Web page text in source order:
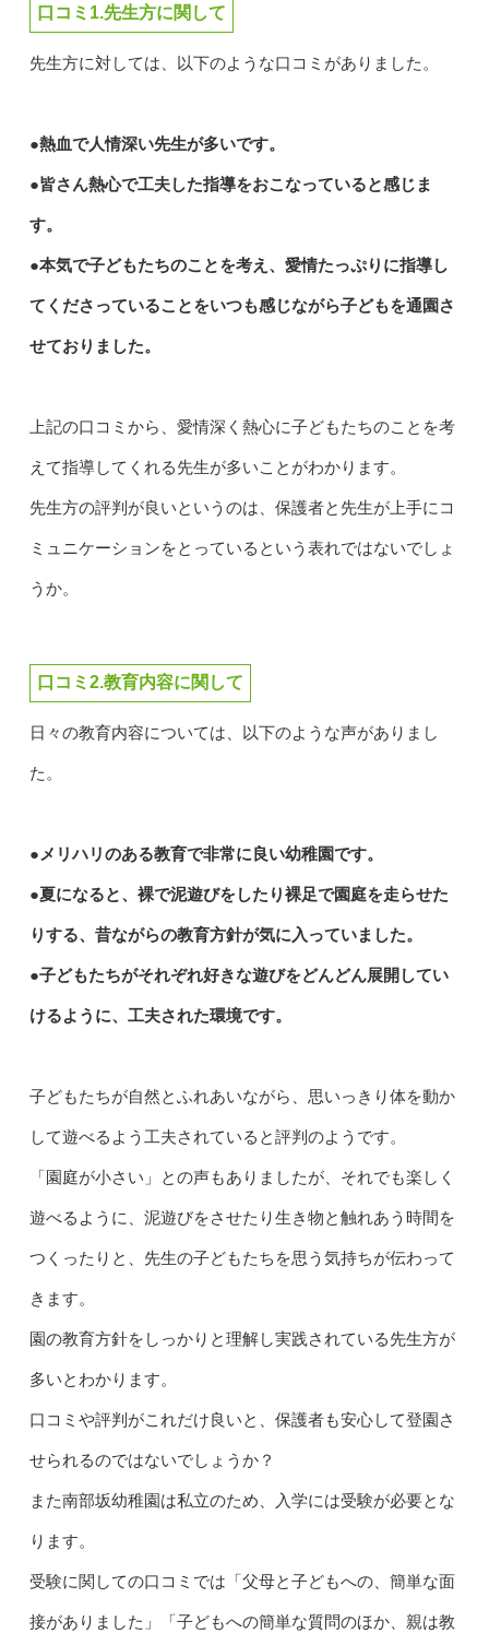
口コミ1.先生方に関して
先生方に対しては、以下のような口コミがありました。
●熱血で人情深い先生が多いです。
●皆さん熱心で工夫した指導をおこなっていると感じま
す。
●本気で子どもたちのことを考え、愛情たっぷりに指導し
てくださっていることをいつも感じながら子どもを通園さ
せておりました。
上記の口コミから、愛情深く熱心に子どもたちのことを考
えて指導してくれる先生が多いことがわかります。
先生方の評判が良いというのは、保護者と先生が上手にコ
ミュニケーションをとっているという表れではないでしょ
うか。
口コミ2.教育内容に関して
日々の教育内容については、以下のような声がありまし
た。
●メリハリのある教育で非常に良い幼稚園です。
●夏になると、裸で泥遊びをしたり裸足で園庭を走らせた
りする、昔ながらの教育方針が気に入っていました。
●子どもたちがそれぞれ好きな遊びをどんどん展開してい
けるように、工夫された環境です。
子どもたちが自然とふれあいながら、思いっきり体を動か
して遊べるよう工夫されていると評判のようです。
「園庭が小さい」との声もありましたが、それでも楽しく
遊べるように、泥遊びをさせたり生き物と触れあう時間を
つくったりと、先生の子どもたちを思う気持ちが伝わって
きます。
園の教育方針をしっかりと理解し実践されている先生方が
多いとわかります。
口コミや評判がこれだけ良いと、保護者も安心して登園さ
せられるのではないでしょうか？
また南部坂幼稚園は私立のため、入学には受験が必要とな
ります。
受験に関しての口コミでは「父母と子どもへの、簡単な面
接がありました」「子どもへの簡単な質問のほか、親は教